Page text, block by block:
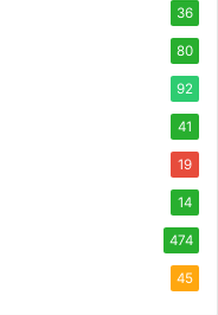
36
80
92
41
19
14
474
45